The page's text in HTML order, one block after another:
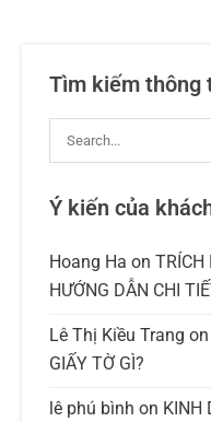
Tìm kiếm thông
Ý kiến của
Hoang Ha on TRÍCH
HƯỚNG DẪN CHI
Lê Thị Kiều Trang on
GIẤY TỜ GÌ?
lê phú bình on KINH